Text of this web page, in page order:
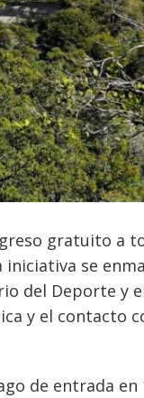
gratuito a
se
del Deporte y
y el contacto
de entrada en